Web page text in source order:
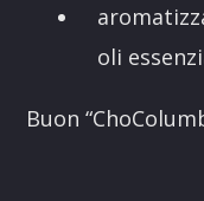
oli
Buon